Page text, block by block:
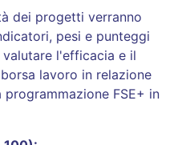
dei progetti verranno
pesi e punteggi
l'efficacia e il
lavoro in relazione
FSE+ in